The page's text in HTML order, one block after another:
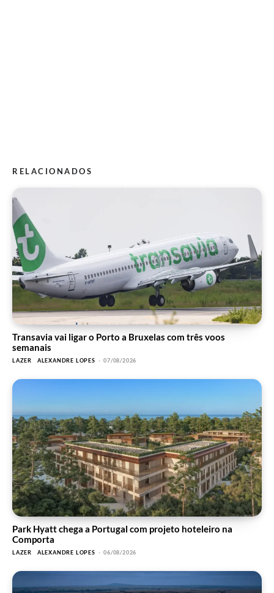
RELACIONADOS
Transavia vai ligar o Porto a Bruxelas com três voos
semanais
LAZER ALEXANDRE LOPES - 07/08/2026
Park Hyatt chega a Portugal com projeto hoteleiro na
Comporta
LAZER ALEXANDRE LOPES - 06/08/2026